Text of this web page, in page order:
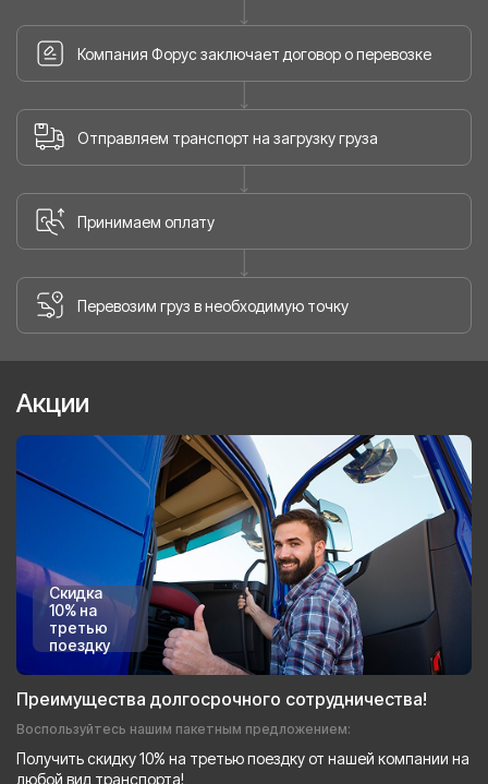
Компания Форус заключает договор о перевозке
Отправляем транспорт на загрузку груза
Принимаем оплату
Перевозим груз в необходимую точку
Акции
Скидка
10% на
третью
поездку
Преимущества долгосрочного сотрудничества!
Воспользуйтесь нашим пакетным предложением:
Получить скидку 10% на третью поездку от нашей компании на
любой вид транспорта!